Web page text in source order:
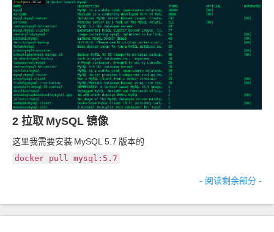
2 拉取 MySQL 镜像
这里我需要安装 MySQL 5.7 版本的
docker pull mysql:5.7
- 阅读剩余部分 -